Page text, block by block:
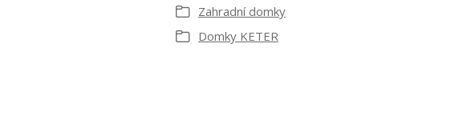
Zahradní domky
Domky KETER